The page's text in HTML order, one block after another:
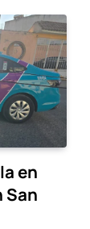
en
San